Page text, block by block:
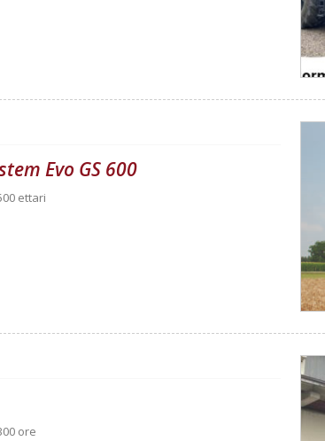
Evo GS 600
ettari
ore